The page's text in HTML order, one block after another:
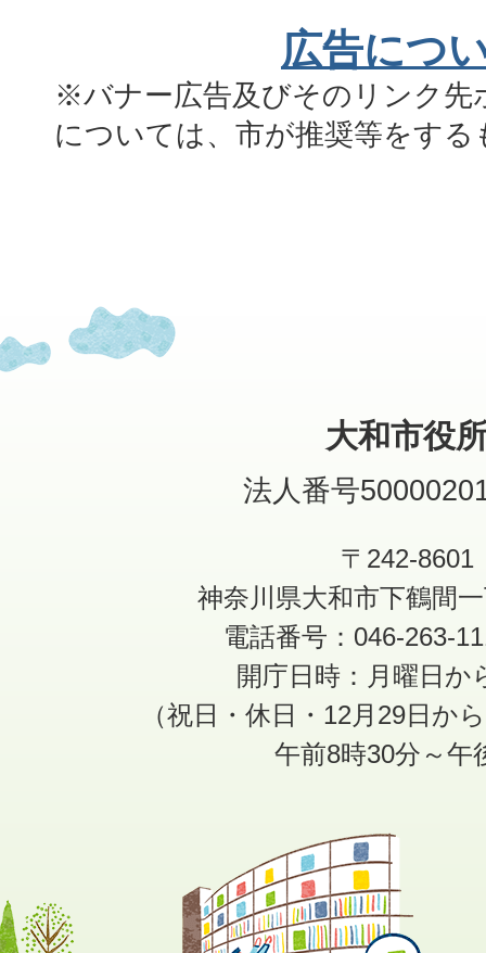
広告につ
※バナー広告及びそのリンク先
については、市が推奨等をす
大和市役
法人番号
〒242-8601
神奈川県大和市下鶴間
電話番号：046-263-
開庁日時：月曜日か
（祝日・休日・12月29日か
午前8時30分～午